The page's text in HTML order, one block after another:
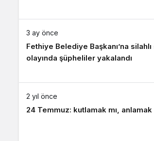
3 ay önce
Fethiye Belediye Başkanı’na silahlı
olayında şüpheliler yakalandı
2 yıl önce
24 Temmuz: kutlamak mı, anlamak